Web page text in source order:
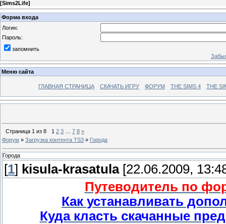
[Sims2Life]
Форма входа
Логин:
Пароль:
запомнить
Меню сайта
ГЛАВНАЯ СТРАНИЦА СКАЧАТЬ ИГРУ ФОРУМ THE SIMS 4 THE
Страница 1 из 8 1 2 3 7 8 »
Форум » Загрузка контента TS3 » Города
Города
[1] kisula-krasatula[22.06.2009,
Путеводитель по
Как устанавливать
Куда класть скачанные